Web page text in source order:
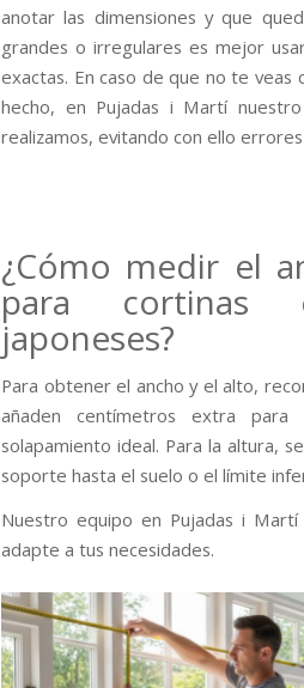
anotar las dimensiones y que
grandes o irregulares es mejor
exactas. En caso de que no te veas
hecho, en Pujadas i Martí
realizamos, evitando con ello
¿Cómo medir el
para cortinas
japoneses?
Para obtener el ancho y el alto,
añaden centímetros extra
solapamiento ideal. Para la altura,
soporte hasta el suelo o el límite
Nuestro equipo en Pujadas i
adapte a tus necesidades.